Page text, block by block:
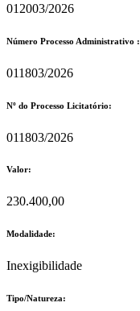
012003/2026
Número Processo Administrativo :
011803/2026
Nº do Processo Licitatório:
011803/2026
Valor:
230.400,00
Modalidade:
Inexigibilidade
Tipo/Natureza: